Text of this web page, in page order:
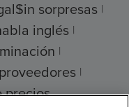
Sin sorpresas
inglés
precios